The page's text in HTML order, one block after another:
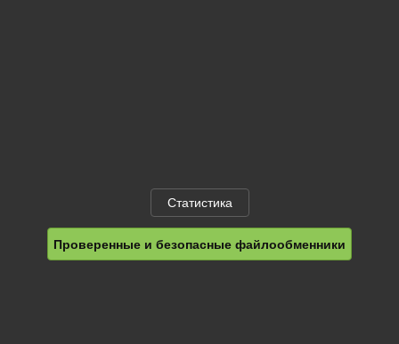
Статистика
Проверенные и безопасные файлообменники